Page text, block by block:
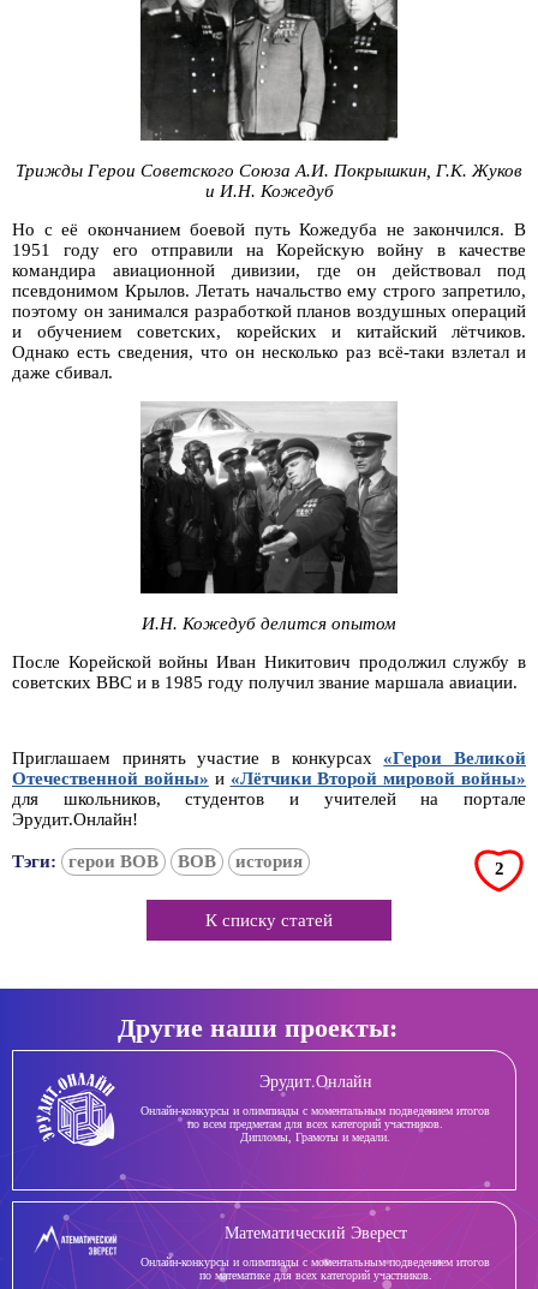
Трижды Герои Советского Союза А.И. Покрышкин, Г.К. Жуков
и И.Н. Кожедуб
Но с её окончанием боевой путь Кожедуба не закончился. В
1951 году его отправили на Корейскую войну в качестве
командира авиационной дивизии, где он действовал под
псевдонимом Крылов. Летать начальство ему строго запретило,
поэтому он занимался разработкой планов воздушных операций
и обучением советских, корейских и китайский лётчиков.
Однако есть сведения, что он несколько раз всё-таки взлетал и
даже сбивал.
И.Н. Кожедуб делится опытом
После Корейской войны Иван Никитович продолжил службу в
советских ВВС и в 1985 году получил звание маршала авиации.
Приглашаем принять участие в конкурсах«Герои Великой
Отечественной войны» и «Лётчики Второй мировой войны»
для школьников, студентов и учителей на портале
Эрудит.Онлайн!
2
Тэги: герои ВОВ ВОВ история
К списку статей
Другие наши проекты:
Эрудит.Онлайн
Онлайн-конкурсы и олимпиады с моментальным подведением итогов
по всем предметам для всех категорий участников.
Дипломы, Грамоты и медали.
Математический Эверест
Онлайн-конкурсы и олимпиады с моментальным подведением итогов
по математике для всех категорий участников.